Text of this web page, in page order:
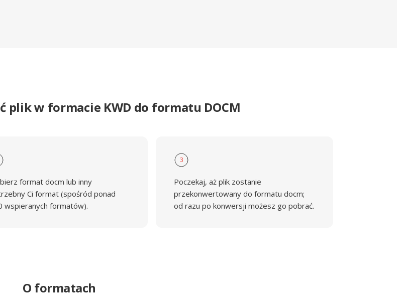
plik w formacie KWD do formatu DOCM
format docm lub inny
Ci format (spośród ponad
wspieranych formatów).
3
Poczekaj, aż plik zostanie
przekonwertowany do formatu docm;
od razu po konwersji możesz go pobrać.
O formatach